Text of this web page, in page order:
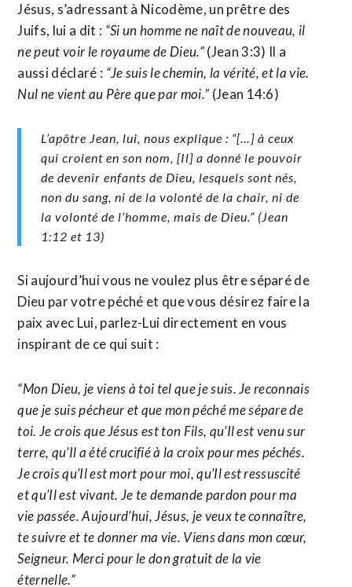
Jésus, s’adressant à Nicodème, un prêtre des
Juifs, lui a dit : “Si un homme ne naît de nouveau, il
ne peut voir le royaume de Dieu.”(Jean 3:3) Il a
aussi déclaré : “Je suis le chemin, la vérité, et la vie.
Nul ne vient au Père que par moi.” (Jean 14:6)
L’apôtre Jean, lui, nous explique : “[…] à ceux
qui croient en son nom, [Il] a donné le pouvoir
de devenir enfants de Dieu, lesquels sont nés,
non du sang, ni de la volonté de la chair, ni de
la volonté de l’homme, mais de Dieu.” (Jean
1:12 et 13)
Si aujourd’hui vous ne voulez plus être séparé de
Dieu par votre péché et que vous désirez faire la
paix avec Lui, parlez-Lui directement en vous
inspirant de ce qui suit :
“Mon Dieu, je viens à toi tel que je suis. Je reconnais
que je suis pécheur et que mon péché me sépare de
toi. Je crois que Jésus est ton Fils, qu’Il est venu sur
terre, qu’Il a été crucifié à la croix pour mes péchés.
Je crois qu’Il est mort pour moi, qu’Il est ressuscité
et qu’Il est vivant. Je te demande pardon pour ma
vie passée. Aujourd’hui, Jésus, je veux te connaître,
te suivre et te donner ma vie. Viens dans mon cœur,
Seigneur. Merci pour le don gratuit de la vie
éternelle.”